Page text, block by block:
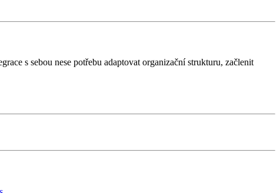
s sebou nese potřebu adaptovat organizační strukturu, začlenit